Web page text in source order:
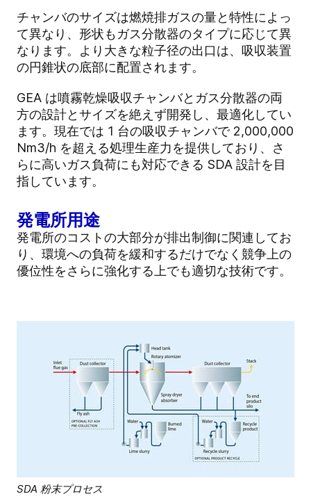
チャンバのサイズは燃焼排ガスの量と特性によっ
て異なり、形状もガス分散器のタイプに応じて異
なります。より大きな粒子径の出口は、吸収装置
の円錐状の底部に配置されます。
GEA は噴霧乾燥吸収チャンバとガス分散器の両
方の設計とサイズを絶えず開発し、最適化してい
ます。現在では 1 台の吸収チャンバで 2,000,000
Nm3/h を超える処理生産力を提供しており、さ
らに高いガス負荷にも対応できる SDA 設計を目
指しています。
発電所用途
発電所のコストの大部分が排出制御に関連してお
り、環境への負荷を緩和するだけでなく競争上の
優位性をさらに強化する上でも適切な技術です。
SDA 粉末プロセス